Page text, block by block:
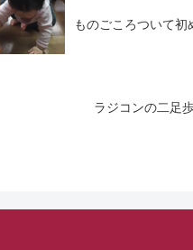
ものごころついて
ラジコンの二足